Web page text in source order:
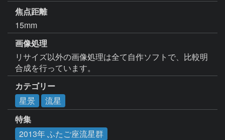
焦点距離
15mm
画像処理
リサイズ以外の画像処理は全て自作ソフトで、比較明
合成を行っています。
カテゴリー
星景
流星
特集
2013年 ふたご座流星群